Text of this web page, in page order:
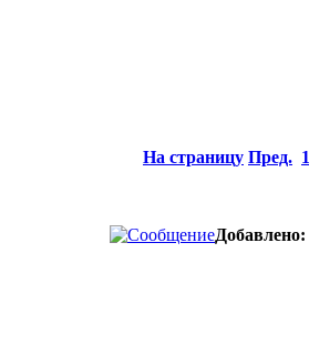
На страницу Пред. 1
Добавлено: